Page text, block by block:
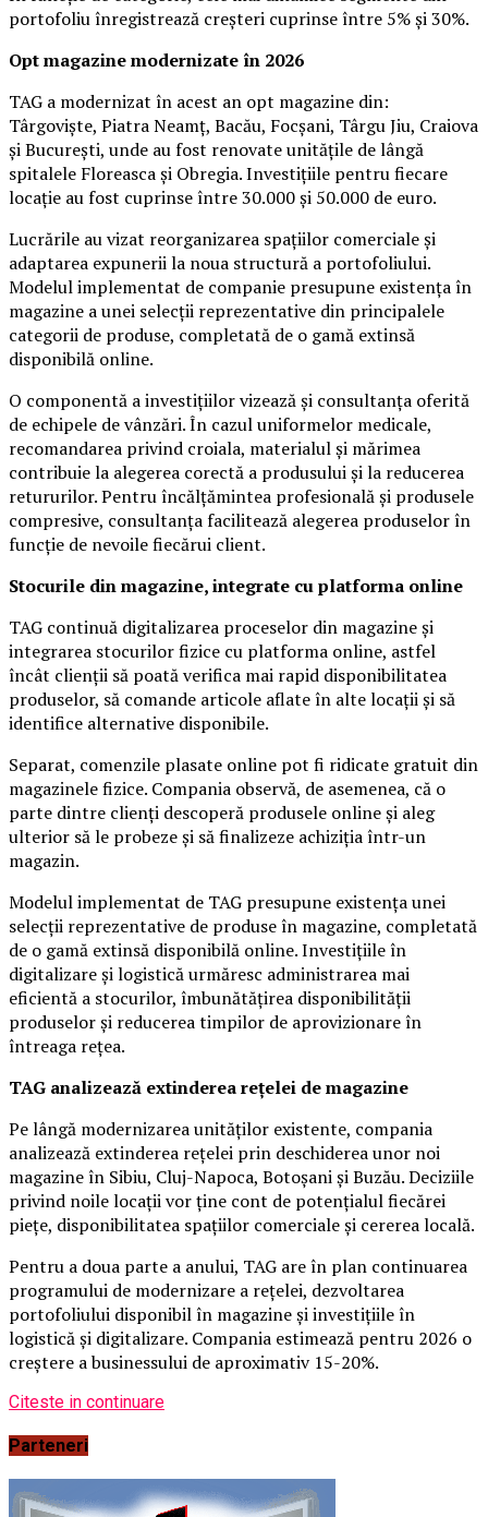
portofoliu înregistrează creșteri cuprinse între 5% și 30%.
Opt magazine modernizate în 2026
TAG a modernizat în acest an opt magazine din:
Târgoviște, Piatra Neamț, Bacău, Focșani, Târgu Jiu, Craiova
și București, unde au fost renovate unitățile de lângă
spitalele Floreasca și Obregia. Investițiile pentru fiecare
locație au fost cuprinse între 30.000 și 50.000 de euro.
Lucrările au vizat reorganizarea spațiilor comerciale și
adaptarea expunerii la noua structură a portofoliului.
Modelul implementat de companie presupune existența în
magazine a unei selecții reprezentative din principalele
categorii de produse, completată de o gamă extinsă
disponibilă online.
O componentă a investițiilor vizează și consultanța oferită
de echipele de vânzări. În cazul uniformelor medicale,
recomandarea privind croiala, materialul și mărimea
contribuie la alegerea corectă a produsului și la reducerea
retururilor. Pentru încălțămintea profesională și produsele
compresive, consultanța facilitează alegerea produselor în
funcție de nevoile fiecărui client.
Stocurile din magazine, integrate cu platforma online
TAG continuă digitalizarea proceselor din magazine și
integrarea stocurilor fizice cu platforma online, astfel
încât clienții să poată verifica mai rapid disponibilitatea
produselor, să comande articole aflate în alte locații și să
identifice alternative disponibile.
Separat, comenzile plasate online pot fi ridicate gratuit din
magazinele fizice. Compania observă, de asemenea, că o
parte dintre clienți descoperă produsele online și aleg
ulterior să le probeze și să finalizeze achiziția într-un
magazin.
Modelul implementat de TAG presupune existența unei
selecții reprezentative de produse în magazine, completată
de o gamă extinsă disponibilă online. Investițiile în
digitalizare și logistică urmăresc administrarea mai
eficientă a stocurilor, îmbunătățirea disponibilității
produselor și reducerea timpilor de aprovizionare în
întreaga rețea.
TAG analizează extinderea rețelei de magazine
Pe lângă modernizarea unităților existente, compania
analizează extinderea rețelei prin deschiderea unor noi
magazine în Sibiu, Cluj-Napoca, Botoșani și Buzău. Deciziile
privind noile locații vor ține cont de potențialul fiecărei
piețe, disponibilitatea spațiilor comerciale și cererea locală.
Pentru a doua parte a anului, TAG are în plan continuarea
programului de modernizare a rețelei, dezvoltarea
portofoliului disponibil în magazine și investițiile în
logistică și digitalizare. Compania estimează pentru 2026 o
creștere a businessului de aproximativ 15-20%.
Citeste in continuare
Parteneri